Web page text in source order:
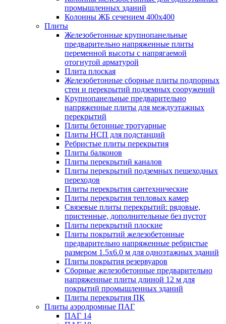
промышленных зданий
Колонны ЖБ сечением 400х400
Плиты
Железобетонные крупнопанельные
предварительно напряженные плиты
переменной высоты с напрягаемой
отогнутой арматурой
Плита плоская
Железобетонные сборные плиты подпорных
стен и перекрытий подземных сооружений
Крупнопанельные предварительно
напряженные плиты для междуэтажных
перекрытий
Плиты бетонные тротуарные
Плиты НСП для подстанций
Ребристые плиты перекрытия
Плиты балконов
Плиты перекрытий каналов
Плиты перекрытий подземных пешеходных
переходов
Плиты перекрытия сантехнические
Плиты перекрытия тепловых камер
Связевые плиты перекрытий: рядовые,
пристенные, дополнительные без пустот
Плиты перекрытий плоские
Плиты покрытий железобетонные
предварительно напряженные ребристые
размером 1.5х6.0 м для одноэтажных зданий
Плиты покрытия резервуаров
Сборные железобетонные предварительно
напряженные плиты длиной 12 м для
покрытий промышленных зданий
Плиты перекрытия ПК
Плиты аэродромные ПАГ
ПАГ 14